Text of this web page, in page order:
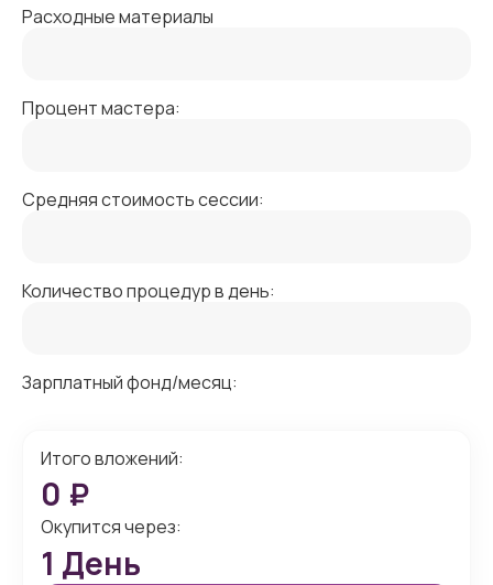
Расходные материалы
Процент мастера:
Средняя стоимость сессии:
Количество процедур в день:
Зарплатный фонд/месяц:
Итого вложений:
0 ₽
Окупится через:
1 День